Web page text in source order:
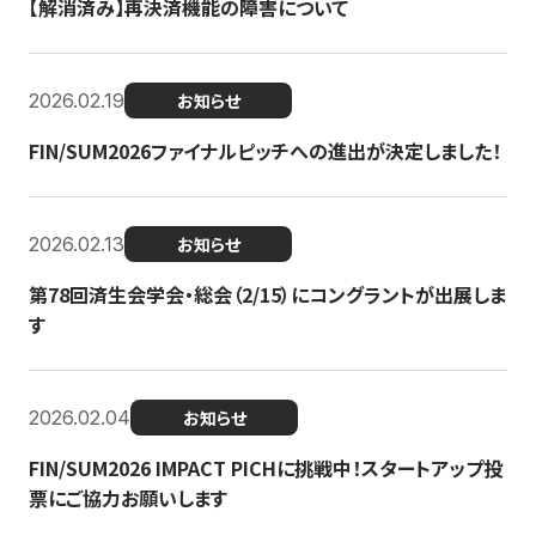
【解消済み】再決済機能の障害について
2026.02.19 お知らせ
FIN/SUM2026ファイナルピッチへの進出が決定しました！
2026.02.13 お知らせ
第78回済生会学会・総会（2/15）にコングラントが出展しま
す
2026.02.04 お知らせ
FIN/SUM2026 IMPACT PICHに挑戦中！スタートアップ投
票にご協力お願いします